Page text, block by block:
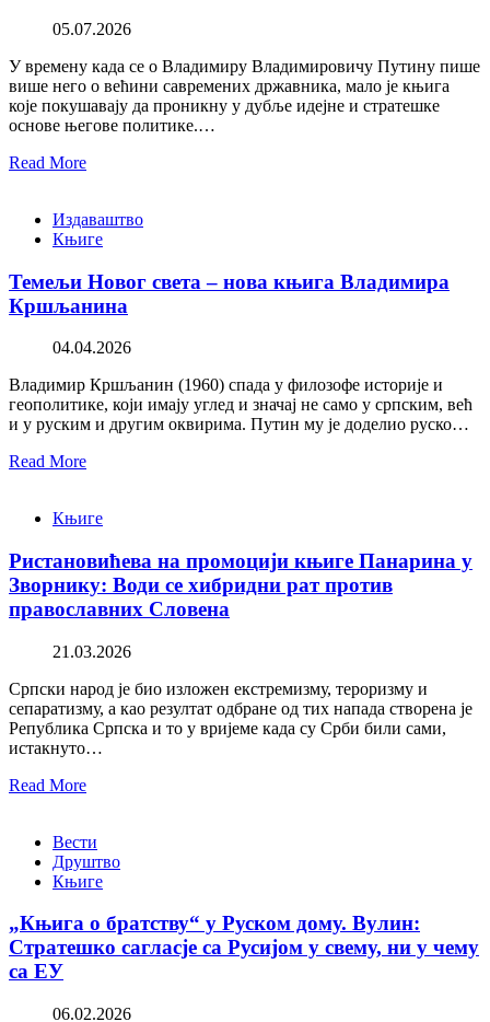
05.07.2026
У времену када се о Владимиру Владимировичу Путину пише
више него о већини савремених државника, мало је књига
које покушавају да проникну у дубље идејне и стратешке
основе његове политике.…
Read More
Издаваштво
Књиге
Темељи Новог света – нова књига Владимира
Кршљанина
04.04.2026
Владимир Кршљанин (1960) спада у филозофе историје и
геополитике, који имају углед и значај не само у српским, већ
и у руским и другим оквирима. Путин му је доделио руско…
Read More
Књиге
Ристановићева на промоцији књиге Панарина у
Зворнику: Води се хибридни рат против
православних Словена
21.03.2026
Српски народ је био изложен екстремизму, тероризму и
сепаратизму, а као резултат одбране од тих напада створена је
Република Српска и то у вријеме када су Срби били сами,
истакнуто…
Read More
Вести
Друштво
Књиге
„Књига о братству“ у Руском дому. Вулин:
Стратешко сагласје са Русијом у свему, ни у чему
са ЕУ
06.02.2026